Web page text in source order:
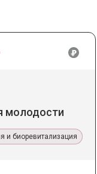
молодости
и биоревитализация